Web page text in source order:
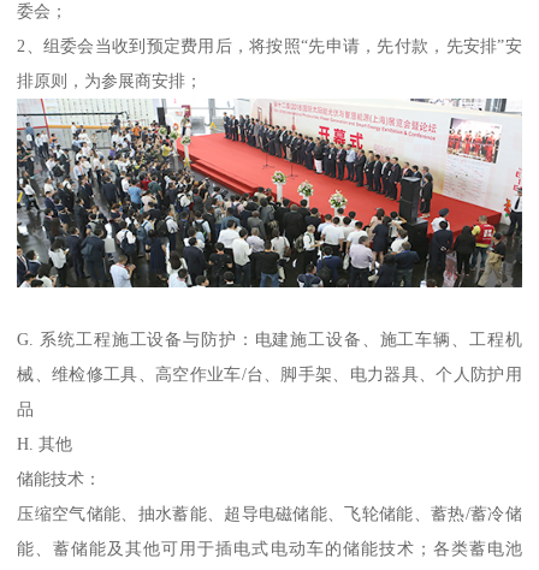
委会；
2、组委会当收到预定费用后，将按照“先申请，先付款，先安排”安
排原则，为参展商安排；
G. 系统工程施工设备与防护：电建施工设备、施工车辆、工程机
械、维检修工具、高空作业车/台、脚手架、电力器具、个人防护用
品
H. 其他
储能技术：
压缩空气储能、抽水蓄能、超导电磁储能、飞轮储能、蓄热/蓄冷储
能、蓄储能及其他可用于插电式电动车的储能技术；各类蓄电池